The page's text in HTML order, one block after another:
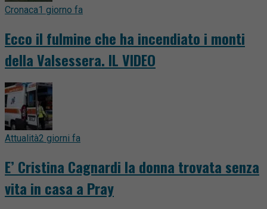
Cronaca1 giorno fa
Ecco il fulmine che ha incendiato i monti
della Valsessera. IL VIDEO
Attualità2 giorni fa
E’ Cristina Cagnardi la donna trovata senza
vita in casa a Pray